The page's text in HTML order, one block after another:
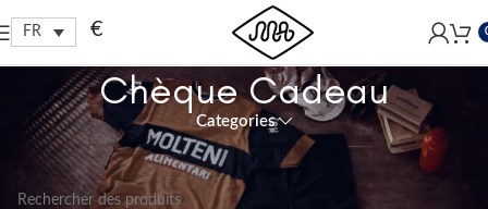
FR €
Chèque Cadeau
Categories
Aucun produit ne correspond à votre sélection.
Free shipping within EU, as from 199€.